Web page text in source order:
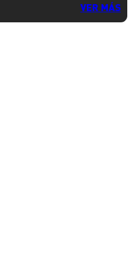
VER MÁS